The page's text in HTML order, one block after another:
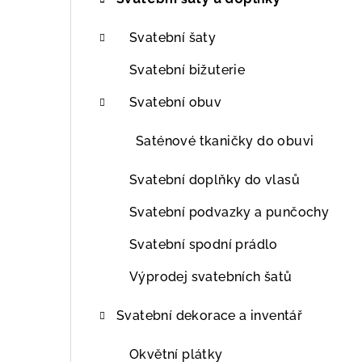
Svatební šaty
Svatební bižuterie
Svatební obuv
Saténové tkaničky do obuvi
Svatební doplňky do vlasů
Svatební podvazky a punčochy
Svatební spodní prádlo
Výprodej svatebních šatů
Svatební dekorace a inventář
Okvětní plátky